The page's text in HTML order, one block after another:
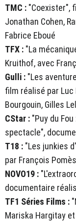
TMC : "Coexister",
Jonathan Cohen,
Fabrice Eboué
TFX : "La
Kruithof, avec
Gulli : "Les
film réalisé par Luc
Bourgouin, Gilles
CStar : "Puy du
spectacle",
T18 : "Les junkies
par François Pomès
NOVO19 :
documentaire
TF1 Séries Films :
Mariska Hargitay